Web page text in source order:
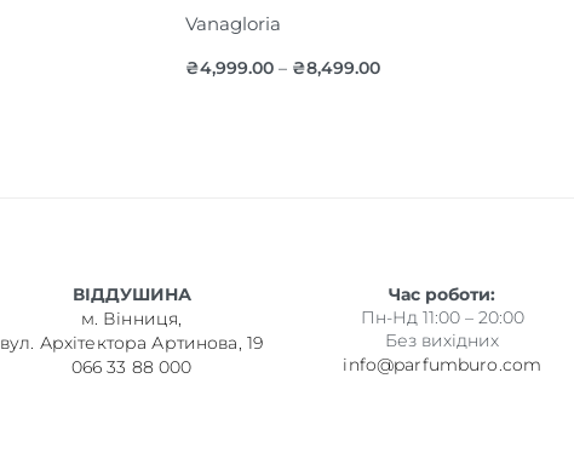
Vanagloria
₴4,999.00 – ₴8,499.00
ВІДДУШИНА
м. Вінниця,
вул. Архітектора Артинова, 19
066 33 88 000
Час роботи:
Пн-Нд 11:00 – 20:00
Без вихідних
info@parfumburo.com